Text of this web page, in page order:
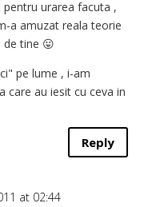
urarea facuta ,
a amuzat reala teorie
de tine 😛
pe lume , i-am
care au iesit cu ceva in
Reply
at 02:44